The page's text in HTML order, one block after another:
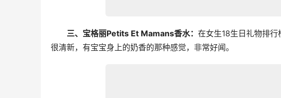
三、宝格丽Petits Et Mamans香水： 在女生18生日礼物排
很清新，有宝宝身上的奶香的那种感觉，非常好闻。